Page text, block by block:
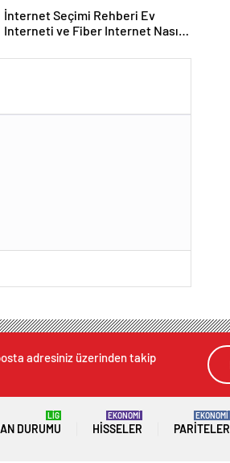
İnternet Seçimi Rehberi Ev
Interneti ve Fiber Internet Nasıl
adresiniz üzerinden takip
DURUMU
LİG
HISSELER
EKONOMİ
PARITELER
EKONOMİ